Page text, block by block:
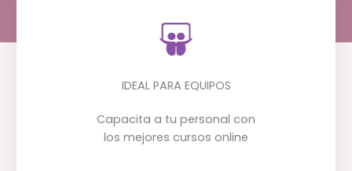
IDEAL PARA EQUIPOS
Capacita a tu personal con
los mejores cursos online